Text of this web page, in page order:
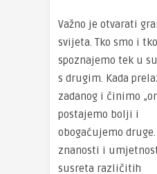
Važno je otvarati
svijeta. Tko smo i
spoznajemo tek u
s drugim. Kada
zadanog i činimo
postajemo bolji i
obogaćujemo
znanosti i
susreta različitih